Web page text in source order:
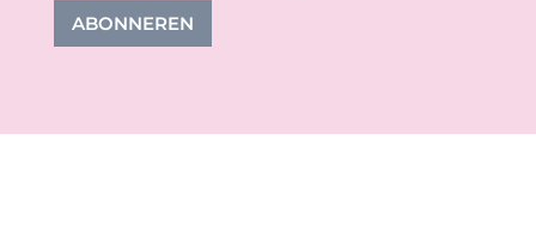
ABONNEREN